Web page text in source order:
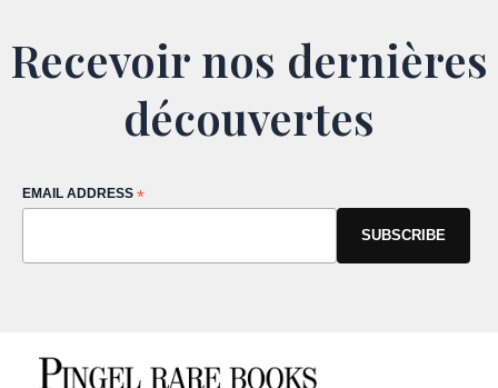
Recevoir nos dernières
découvertes
EMAIL ADDRESS *